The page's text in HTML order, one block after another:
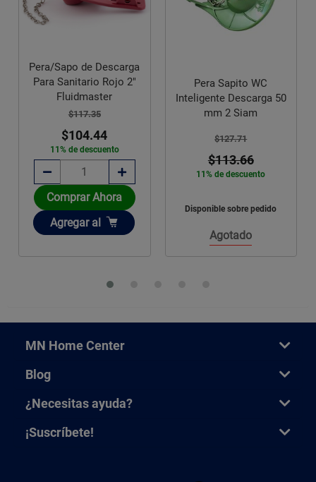
Pera/Sapo de Descarga
Para Sanitario Rojo 2"
Fluidmaster
$117.35
$104.44
11% de descuento
Comprar Ahora
Añadir
Agregar al
Pera Sapito WC
Inteligente Descarga 50
mm 2 Siam
$127.71
$113.66
11% de descuento
Disponible sobre pedido
Agotado
MN Home Center
Blog
¿Necesitas ayuda?
¡Suscríbete!